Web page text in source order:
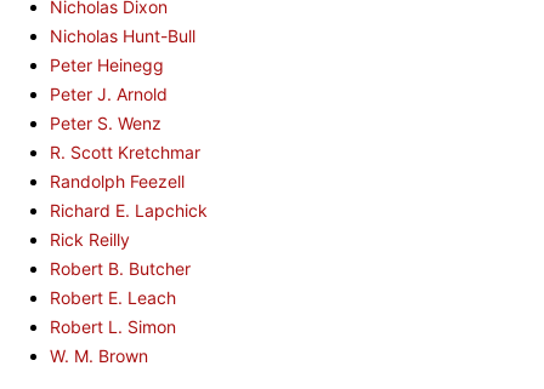
Nicholas Dixon
Nicholas Hunt-Bull
Peter Heinegg
Peter J. Arnold
Peter S. Wenz
R. Scott Kretchmar
Randolph Feezell
Richard E. Lapchick
Rick Reilly
Robert B. Butcher
Robert E. Leach
Robert L. Simon
W. M. Brown